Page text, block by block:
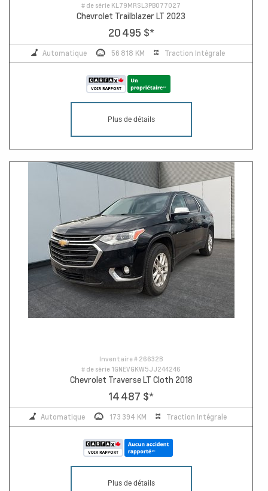
# de série KL79MRSL3PB077027
Chevrolet Trailblazer LT 2023
20 495 $*
Automatique 56 818 KM Traction Intégrale
Plus de détails
Inventaire # 26632B
# de série 1GNEVGKW5JJ244246
Chevrolet Traverse LT Cloth 2018
14 487 $*
Automatique 173 394 KM Traction Intégrale
Plus de détails